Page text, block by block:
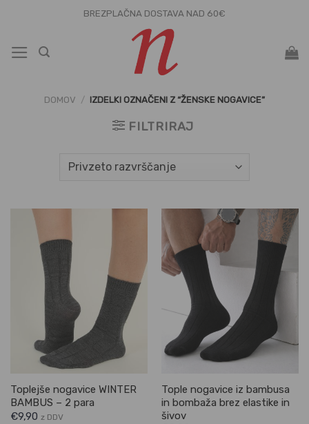
vsebino
BREZPLAČNA DOSTAVA NAD 60€
DOMOV / IZDELKI OZNAČENI Z “ŽENSKE NOGAVICE”
FILTRIRAJ
Toplejše nogavice WINTER
BAMBUS – 2 para
€9,90 z DDV
Tople nogavice iz bambusa
in bombaža brez elastike in
šivov